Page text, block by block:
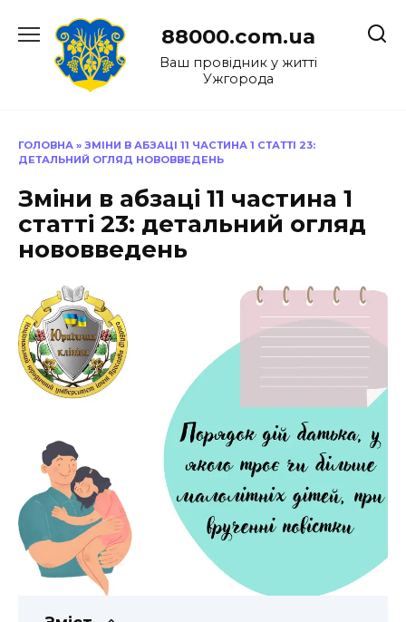
до
88000.com.ua
Ваш провідник у житті
Ужгорода
ГОЛОВНА » ЗМІНИ В АБЗАЦІ 11 ЧАСТИНА 1 СТАТТІ 23:
ДЕТАЛЬНИЙ ОГЛЯД НОВОВВЕДЕНЬ
Зміни в абзаці 11 частина 1
статті 23: детальний огляд
нововведень